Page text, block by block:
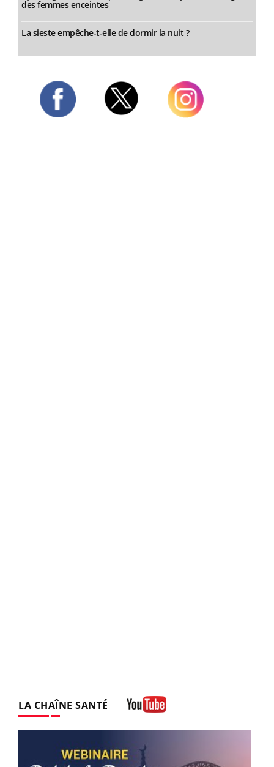
des femmes enceintes
La sieste empêche-t-elle de dormir la nuit ?
LA CHAÎNE SANTÉ